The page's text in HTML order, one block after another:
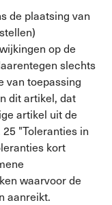
de plaatsing van
op de
slechts
van toepassing
dit artikel, dat
artikel uit de
"Toleranties in
kort
waarvoor de
aanreikt.